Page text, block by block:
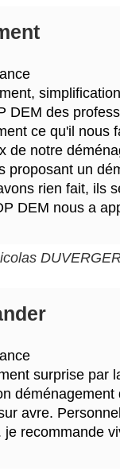
DEM des
ce qu'il nous
de notre
proposant un
rien fait, ils
DEM nous a
surprise par
déménagement
avre.
recommande